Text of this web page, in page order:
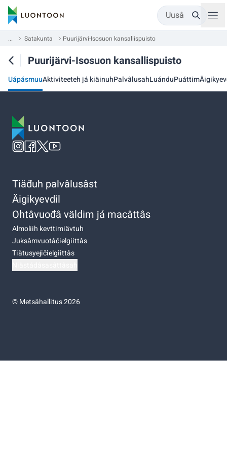
Uusâ
... Satakunta Puurijärvi-Isosuon kansallispuisto
Puurijärvi-Isosuon kansallispuisto
UápásmuuAktiviteeteh já kiäinuhPalvâlusahLuánduPuáttim
Tiäđuh palvâlusâst
Äigikyevdil
Ohtâvuođâ väldim já macâttâs
Almoliih kevttimiävtuh
Juksâmvuotâčielgiittâs
Tiätusyejičielgiittâs
©Metsähallitus 2026